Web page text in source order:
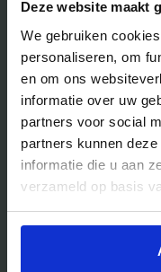
Deze website maakt
We gebruiken
personaliseren, om
en om ons
informatie over uw
partners voor social
partners kunnen
informatie die u aan
verzameld op basis
Handig voor jou
Blog
Veelgestelde vragen
Bedrijfsuitjes
Bedrijfsuitje outdoor
Bedrijfsuitje indoor
Bedrijfsuitje actief